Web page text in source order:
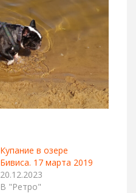
Купание в озере
Бивиса. 17 марта 2019
20.12.2023
В "Ретро"